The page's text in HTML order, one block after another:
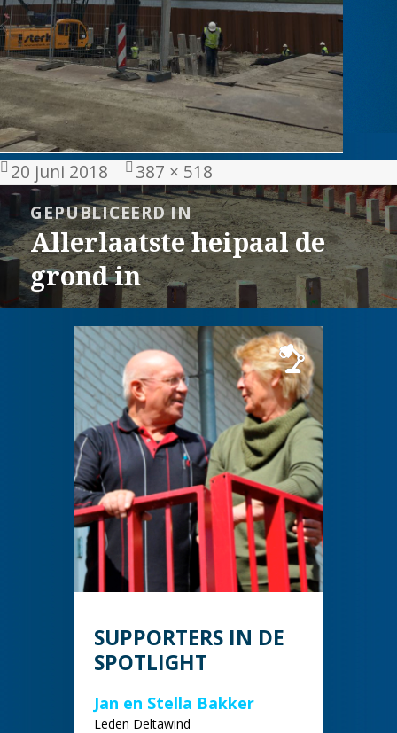
Geplaatst
op
20 juni 2018
Volledige
grootte
387 × 518
Bericht
navigatieGEPUBLICEERD IN
Allerlaatste heipaal de
grond in
SUPPORTERS IN DE
SPOTLIGHT
Jan en Stella Bakker
Leden Deltawind